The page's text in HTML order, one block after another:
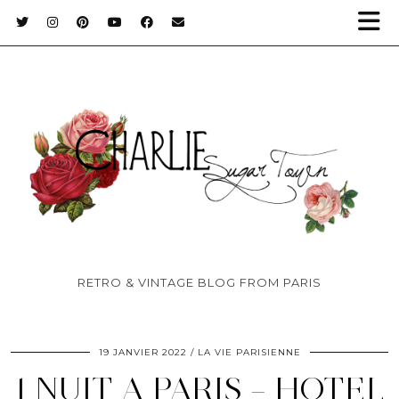
RETRO & VINTAGE BLOG FROM PARIS
19 JANVIER 2022 LA VIE PARISIENNE
1 NUIT A PARIS – HOTEL